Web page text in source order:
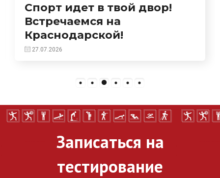
Спорт идет в твой двор!
Встречаемся на
Краснодарской!
27.07.2026
Записаться на
тестирование